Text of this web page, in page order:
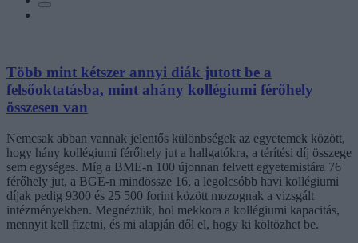
Több mint kétszer annyi diák jutott be a
felsőoktatásba, mint ahány kollégiumi férőhely
összesen van
Nemcsak abban vannak jelentős különbségek az egyetemek között,
hogy hány kollégiumi férőhely jut a hallgatókra, a térítési díj összege
sem egységes. Míg a BME-n 100 újonnan felvett egyetemistára 76
férőhely jut, a BGE-n mindössze 16, a legolcsóbb havi kollégiumi
díjak pedig 9300 és 25 500 forint között mozognak a vizsgált
intézményekben. Megnéztük, hol mekkora a kollégiumi kapacitás,
mennyit kell fizetni, és mi alapján dől el, hogy ki költözhet be.